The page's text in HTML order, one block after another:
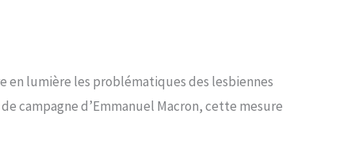
en lumière les problématiques des lesbiennes
campagne d’Emmanuel Macron, cette mesure